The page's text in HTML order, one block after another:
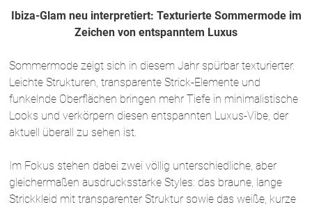
Ibiza-Glam neu interpretiert: Texturierte Sommermode im
Zeichen von entspanntem Luxus
Sommermode zeigt sich in diesem Jahr spürbar texturierter.
Leichte Strukturen, transparente Strick-Elemente und
funkelnde Oberflächen bringen mehr Tiefe in minimalistische
Looks und verkörpern diesen entspannten Luxus-Vibe, der
aktuell überall zu sehen ist.
Im Fokus stehen dabei zwei völlig unterschiedliche, aber
gleichermaßen ausdrucksstarke Styles: das braune, lange
Strickkleid mit transparenter Struktur sowie das weiße, kurze